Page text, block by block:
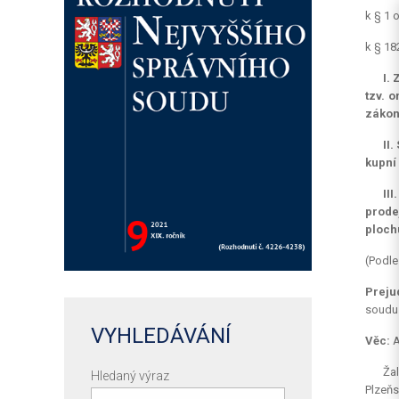
k § 1
k §
I.
tzv.
II.
Věc:
VYHLEDÁVÁNÍ
Hledaný výraz